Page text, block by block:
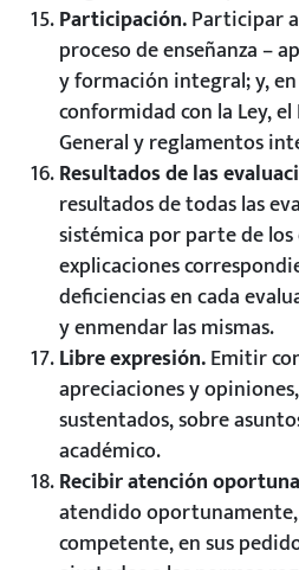
Participación.Participar
proceso de enseñanza –
y formación integral; y,
conformidad con la Ley,
General y reglamentos
Resultados de las
resultados de todas las
sistémica por parte de
explicaciones
deficiencias en cada
y enmendar las mismas.
Libre expresión.Emitir
apreciaciones y
sustentados, sobre
académico.
Recibir atención
atendido
competente, en sus